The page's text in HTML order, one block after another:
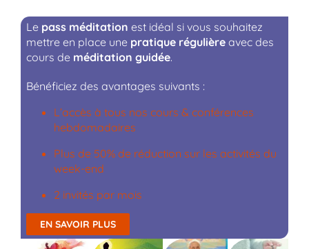
Le pass méditation est idéal si vous souhaitez
mettre en place une pratique régulière avec des
cours de méditation guidée.
Bénéficiez des avantages suivants :
L’accès à tous nos cours & conférences
hebdomadaires
Plus de 50% de réduction sur les activités du
week-end
2 invités par mois
EN SAVOIR PLUS